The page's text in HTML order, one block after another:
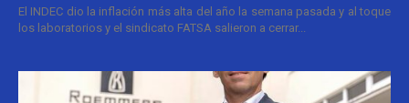
El INDEC dio la inflación más alta del año la semana pasada y al toque
los laboratorios y el sindicato FATSA salieron a cerrar...